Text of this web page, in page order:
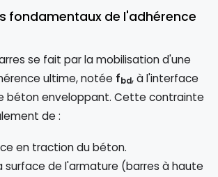
fondamentaux de l'adhérence
se fait par la mobilisation d'une
ultime, notée fbd, à l'interface
béton enveloppant. Cette contrainte
de :
en traction du béton.
surface de l'armature (barres à haute